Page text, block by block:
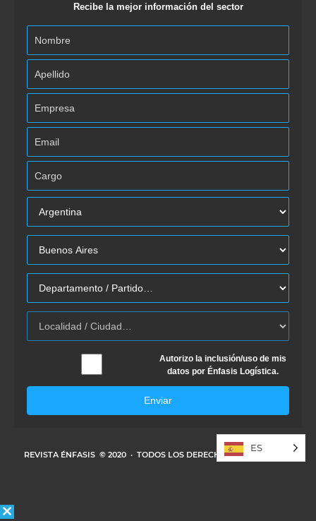
Recibe la mejor información del sector
Autorizo la inclusión/uso de mis
datos por Énfasis Logística.
Enviar
REVISTA ÉNFASIS © 2020 · TODOS LOS DERECHOS RESERVADOS
ES